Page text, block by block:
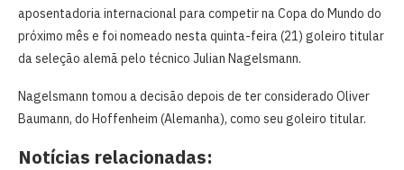
aposentadoria internacional para competir na Copa do Mundo do
próximo mês e foi nomeado nesta quinta-feira (21) goleiro titular
da seleção alemã pelo técnico Julian Nagelsmann.
Nagelsmann tomou a decisão depois de ter considerado Oliver
Baumann, do Hoffenheim (Alemanha), como seu goleiro titular.
Notícias relacionadas: